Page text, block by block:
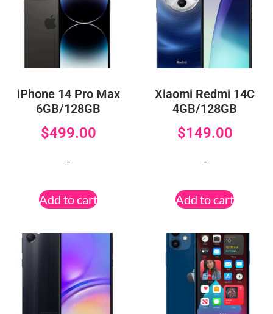
iPhone 14 Pro Max
6GB/128GB
$499.00
-
Add to cart
Xiaomi Redmi 14C
4GB/128GB
$149.00
-
Add to cart